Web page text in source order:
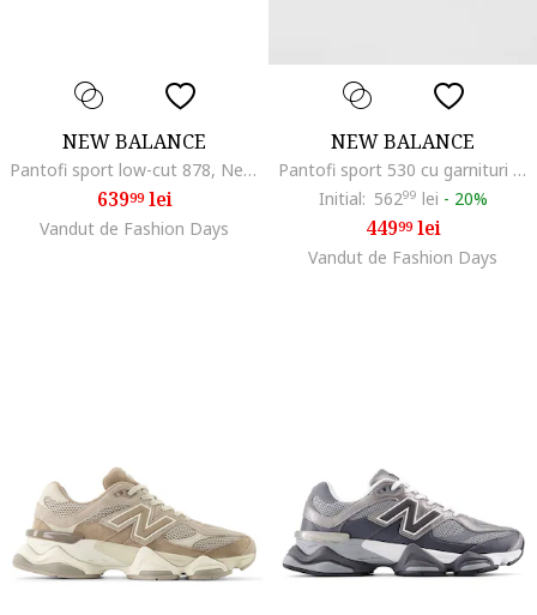
NEW BALANCE
Pantofi sport low-cut 878, Negru/Gri inchis
63999lei
Vandut de Fashion Days
NEW BALANCE
Pantofi sport 530 cu garnituri din plasa si model unisex, Gri deschis/Gri inchis
Initial: 56299 lei - 20%
44999lei
Vandut de Fashion Days